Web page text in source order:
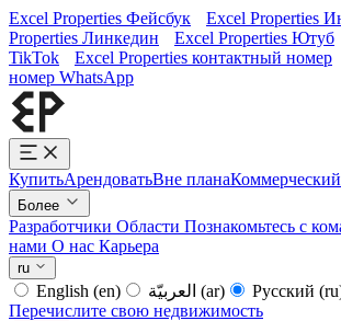
Excel Properties Фейсбук Excel Properties
Properties Линкедин
Excel Properties Ютуб
TikTok
Excel Properties контактный номер
номер WhatsApp
КупитьАрендоватьВне планаКоммерческий
Более
Разработчики Области Познакомьтесь с
нами О нас Карьера
ru
English (en) (ar) Русский
Перечислите свою недвижимость